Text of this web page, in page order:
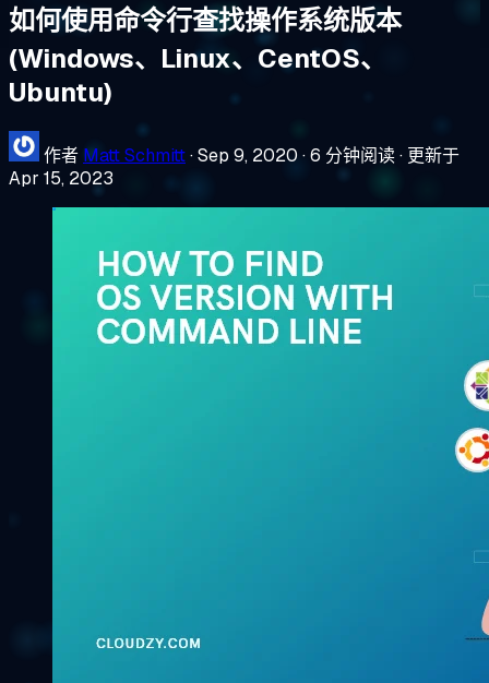
如何使用命令行查找操作系统版本
(Windows、Linux、CentOS、
Ubuntu)
作者 Matt Schmitt·Sep 9, 2020 ·6 分钟阅读· 更新于
Apr 15, 2023